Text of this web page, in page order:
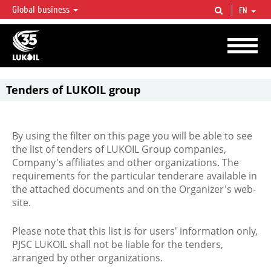
LUKOIL OVERVIEW
LUKOIL is one of the largest oil & gas vertical integrated companies in the world
accounting for over 2% of crude production and circa 1% of proved hydrocarbon
reserves globally.
Global business EN
Tenders of LUKOIL group
By using the filter on this page you will be able to see
the list of tenders of LUKOIL Group companies,
Company's affiliates and other organizations. The
requirements for the particular tenderare available in
the attached documents and on the Organizer's web-
site.
Please note that this list is for users' information only,
PJSC LUKOIL shall not be liable for the tenders,
arranged by other organizations.